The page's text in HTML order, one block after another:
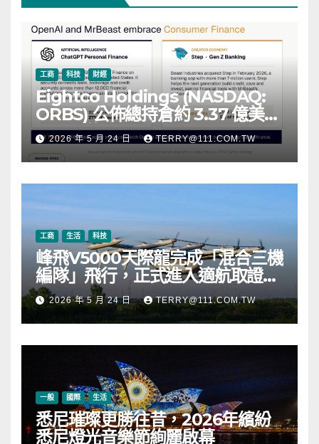
工商 科技 財經
Eightco Holdings (NASDAQ:
ORBS) 公佈總持倉約 3.37 億美
元，涵蓋 OpenAI、Beast
Industries、超過 11,000 枚以太
幣 (ETH) 及逾 2.83 億枚 WLD 代
幣
2026 年 5 月 24 日 TERRY@111.COM.TW
工商 生活 科技
峰飛V5000天際龍完成「混合三機
編隊」飛行，正式進入適航取證階
段2026 年 5 月 24 日 TERRY@111.COM.TW
一般 國際 生活
悉尼璀璨更勝往昔，2026年繽紛
悉尼燈光音樂節絢麗啟幕